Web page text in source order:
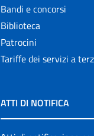
Bandi e concorsi
Biblioteca
Patrocini
Tariffe dei servizi a
ATTI DI NOTIFICA